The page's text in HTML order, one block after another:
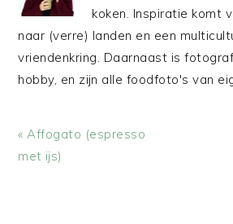
koken. Inspiratie komt
naar (verre) landen en een
vriendenkring. Daarnaast is
hobby, en zijn alle foodfoto's van
Vorig
bericht:
« Affogato (espresso
met ijs)